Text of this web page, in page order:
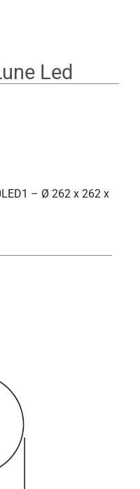
Led
– Ø 262 x 262 x